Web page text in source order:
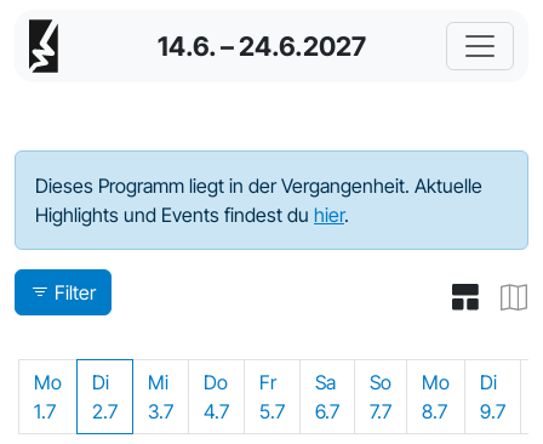
14.6. – 24.6.2027
Programm - 2024
Dieses Programm liegt in der Vergangenheit. Aktuelle
Highlights und Events findest du hier.
Filter
Mo
1.7
Di
2.7
Mi
3.7
Do
4.7
Fr
5.7
Sa
6.7
So
7.7
Mo
8.7
Di
9.7